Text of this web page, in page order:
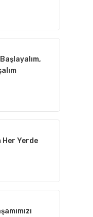
Her Yerde